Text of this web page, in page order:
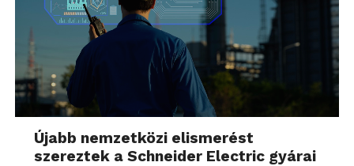
Újabb nemzetközi elismerést
szereztek a Schneider Electric gyárai